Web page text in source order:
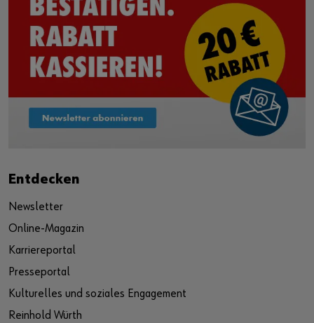
Entdecken
Newsletter
Online-Magazin
Karriereportal
Presseportal
Kulturelles und soziales Engagement
Reinhold Würth